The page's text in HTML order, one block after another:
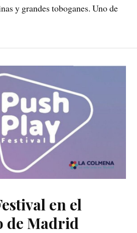
y grandes toboganes. Uno de
en el
de Madrid